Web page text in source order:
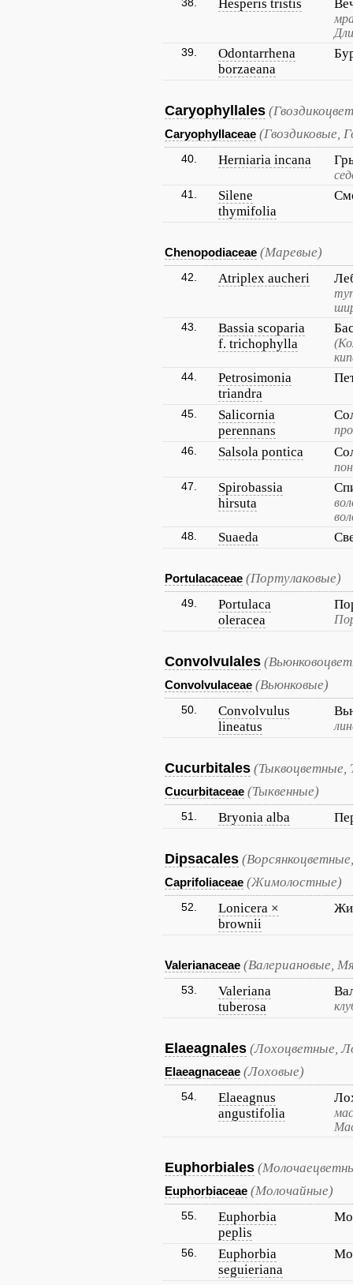
Hesperis tristis
39.
Odontarrhena
borzaeana
Caryophyllales
Caryophyllaceae (Гвоздиковые,
40. Herniaria incana
41.
Silene
thymifolia
Chenopodiaceae (Маревые)
42. Atriplex aucheri
43.
Bassia scoparia
f. trichophylla
44.
Petrosimonia
triandra
45.
Salicornia
perennans
46. Salsola pontica
47.
Spirobassia
hirsuta
48. Suaeda
Portulacaceae (Портулаковые)
49.
Portulaca
oleracea
Convolvulales
Convolvulaceae (Вьюнковые)
50.
Convolvulus
lineatus
Cucurbitales (Тыквоцветные,
Cucurbitaceae (Тыквенные)
51. Bryonia alba
Dipsacales
Caprifoliaceae (Жимолостные)
52.
Lonicera ×
brownii
Valerianaceae (Валериановые,
53.
Valeriana
tuberosa
Elaeagnales (Лохоцветные,
Elaeagnaceae (Лоховые)
54.
Elaeagnus
angustifolia
Euphorbiales
Euphorbiaceae (Молочайные)
55.
Euphorbia
peplis
56.
Euphorbia
seguieriana